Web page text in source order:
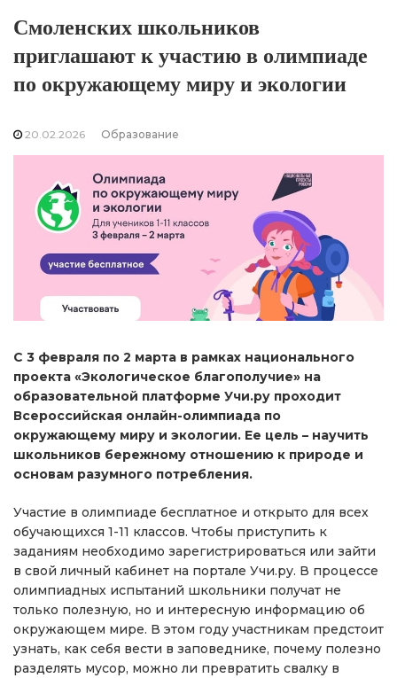
Смоленских школьников
приглашают к участию в олимпиаде
по окружающему миру и экологии
20.02.2026 Образование
С 3 февраля по 2 марта в рамках национального
проекта «Экологическое благополучие» на
образовательной платформе Учи.ру проходит
Всероссийская онлайн-олимпиада по
окружающему миру и экологии. Ее цель – научить
школьников бережному отношению к природе и
основам разумного потребления.
Участие в олимпиаде бесплатное и открыто для всех
обучающихся 1-11 классов. Чтобы приступить к
заданиям необходимо зарегистрироваться или зайти
в свой личный кабинет на портале Учи.ру. В процессе
олимпиадных испытаний школьники получат не
только полезную, но и интересную информацию об
окружающем мире. В этом году участникам предстоит
узнать, как себя вести в заповеднике, почему полезно
разделять мусор, можно ли превратить свалку в